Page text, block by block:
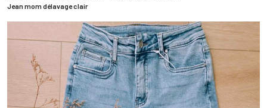
Jean mom délavage clair